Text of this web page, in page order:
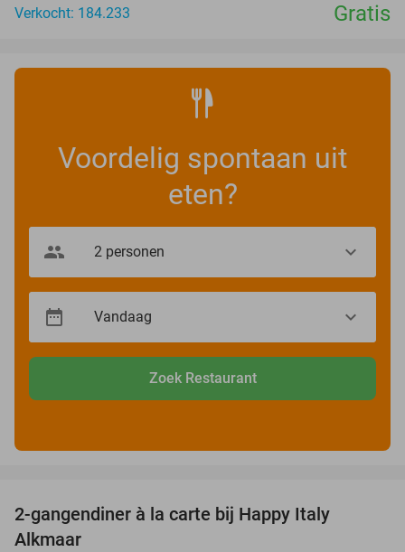
Verkocht: 184.233
Gratis
Voordelig spontaan uit
eten?
Zoek Restaurant
2-gangendiner à la carte bij Happy Italy
Alkmaar